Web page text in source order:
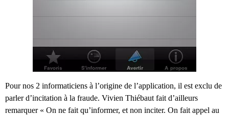
Pour nos 2 informaticiens à l’origine de l’application, il est exclu de
parler d’incitation à la fraude. Vivien Thiébaut fait d’ailleurs
remarquer « On ne fait qu’informer, et non inciter. On fait appel au